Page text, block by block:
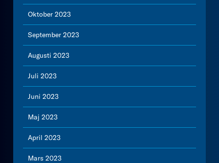
Oktober 2023
September 2023
Augusti 2023
Juli 2023
Juni 2023
Maj 2023
April 2023
Mars 2023